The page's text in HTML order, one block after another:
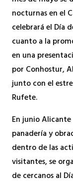
nocturnas en el
celebrará el Día
cuanto a la
en una
por Conhostur,
junto con el
Rufete.
En junio
panadería y
dentro de las
visitantes, se
de cercanos al